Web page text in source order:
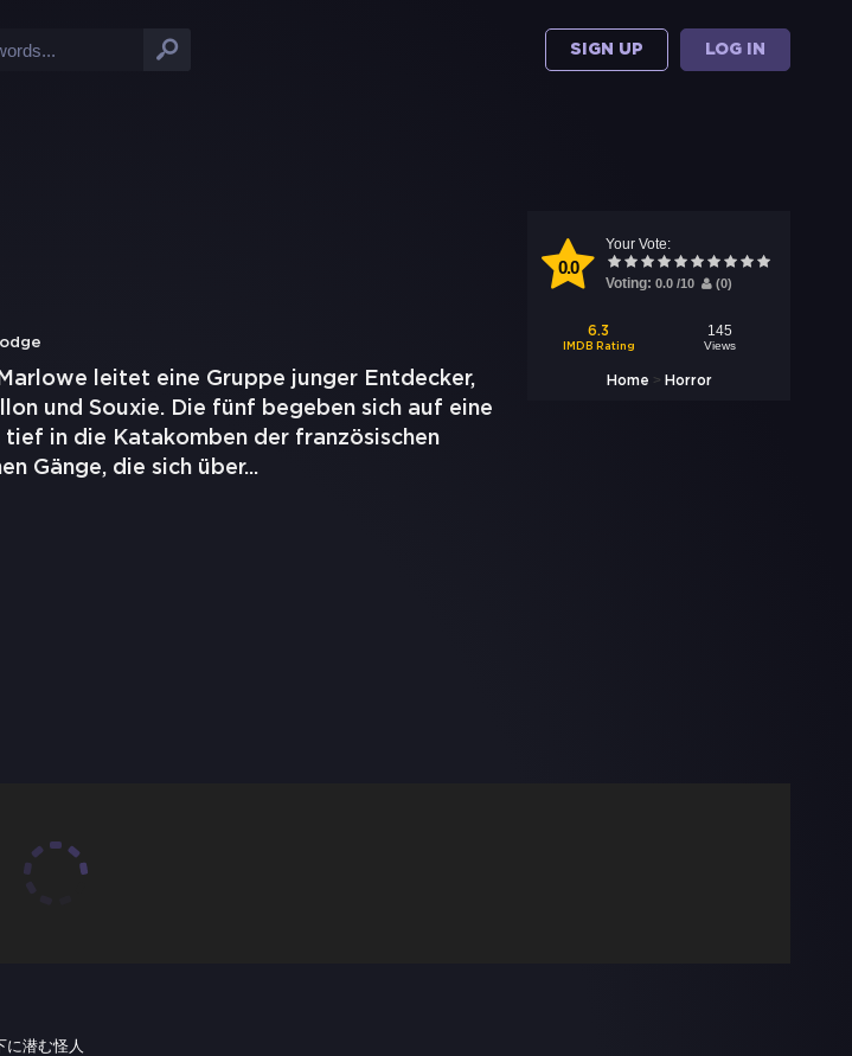
SIGN UP LOG IN
0.0
Your Vote:
Voting: 0.0 /10 (0)
6.3
IMDB Rating
145
Views
Home > Horror
leitet eine Gruppe junger Entdecker,
und Souxie. Die fünf begeben sich auf eine
tief in die Katakomben der französischen
Gänge, die sich über...
潜む怪人